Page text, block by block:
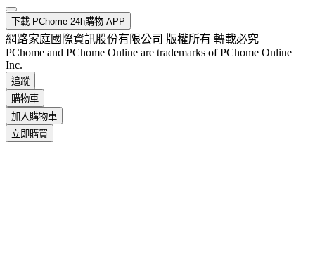
下載 PChome 24h購物 APP
網路家庭國際資訊股份有限公司 版權所有 轉載必究
PChome and PChome Online are trademarks of PChome Online
Inc.
追蹤
購物車
加入購物車
立即購買